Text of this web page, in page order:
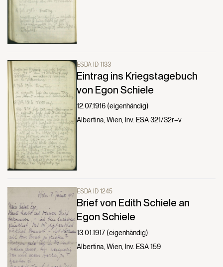
ESDA ID 1133
Eintrag ins Kriegstagebuch
von Egon Schiele
12.07.1916 (eigenhändig)
Albertina, Wien, Inv. ESA 321/32r–v
ESDA ID 1245
Brief von Edith Schiele an
Egon Schiele
13.01.1917 (eigenhändig)
Albertina, Wien, Inv. ESA 159